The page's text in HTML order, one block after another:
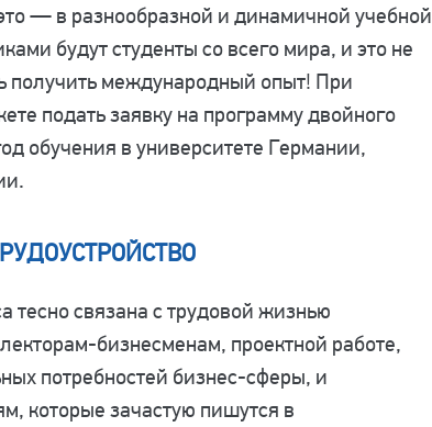
— в разнообразной и динамичной учебной
будут студенты со всего мира, и это не
получить международный опыт! При
подать заявку на программу двойного
обучения в университете Германии,
тесно связана с трудовой жизнью
бизнесменам, проектной работе,
потребностей бизнес-сферы, и
которые зачастую пишутся в